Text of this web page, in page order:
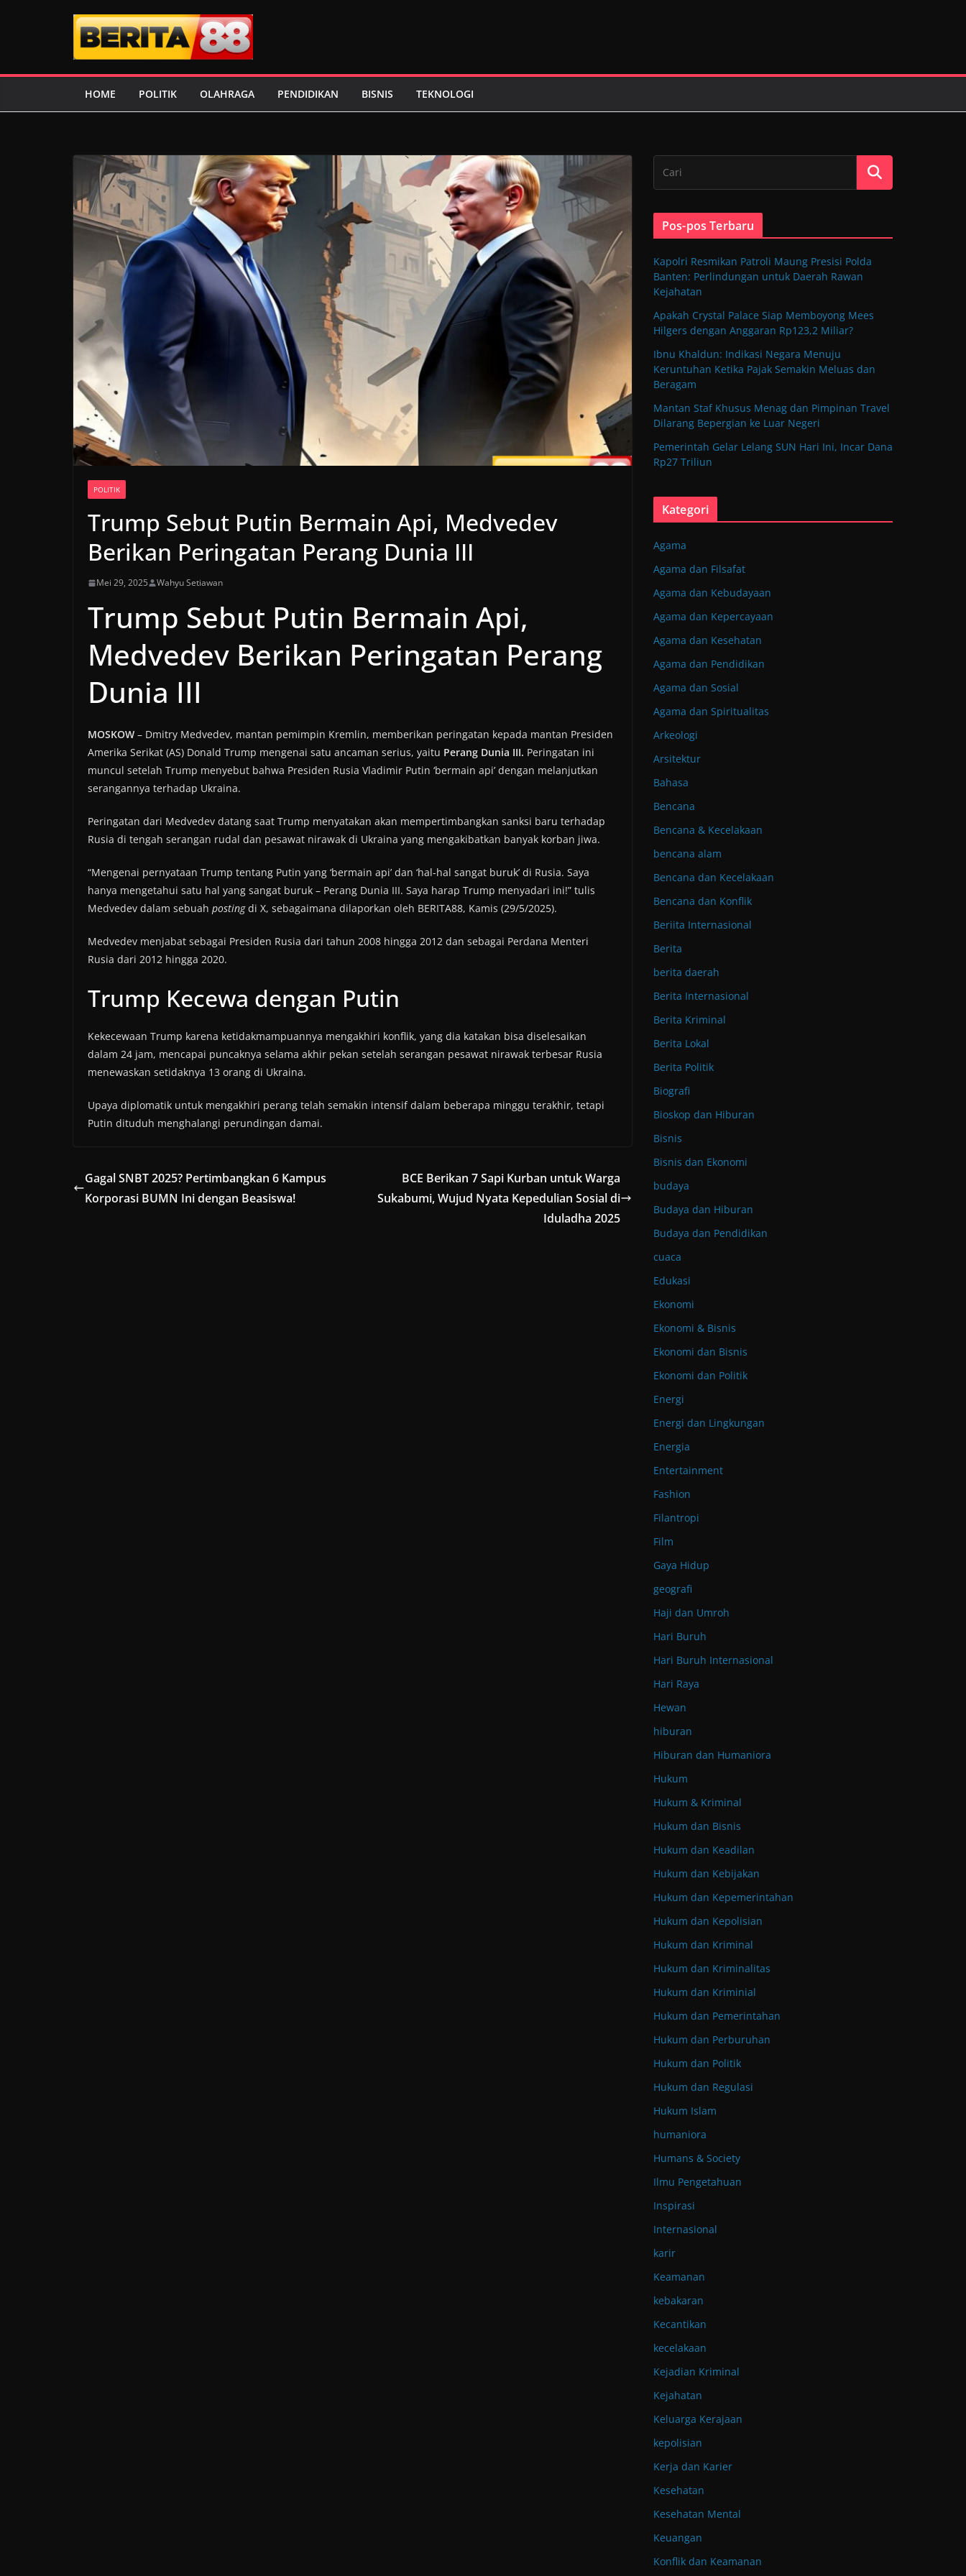
HOME POLITIK OLAHRAGA PENDIDIKAN BISNIS TEKNOLOGI
POLITIK
Trump Sebut Putin Bermain Api, Medvedev
Berikan Peringatan Perang Dunia III
Mei 29, 2025 Wahyu Setiawan
Trump Sebut Putin Bermain Api,
Medvedev Berikan Peringatan Perang
Dunia III
MOSKOW – Dmitry Medvedev, mantan pemimpin Kremlin, memberikan peringatan kepada mantan Presiden
Amerika Serikat (AS) Donald Trump mengenai satu ancaman serius, yaitu Perang Dunia III. Peringatan ini
muncul setelah Trump menyebut bahwa Presiden Rusia Vladimir Putin ‘bermain api’ dengan melanjutkan
serangannya terhadap Ukraina.
Peringatan dari Medvedev datang saat Trump menyatakan akan mempertimbangkan sanksi baru terhadap
Rusia di tengah serangan rudal dan pesawat nirawak di Ukraina yang mengakibatkan banyak korban jiwa.
“Mengenai pernyataan Trump tentang Putin yang ‘bermain api’ dan ‘hal-hal sangat buruk’ di Rusia. Saya
hanya mengetahui satu hal yang sangat buruk – Perang Dunia III. Saya harap Trump menyadari ini!” tulis
Medvedev dalam sebuah postingdi X, sebagaimana dilaporkan oleh BERITA88, Kamis (29/5/2025).
Medvedev menjabat sebagai Presiden Rusia dari tahun 2008 hingga 2012 dan sebagai Perdana Menteri
Rusia dari 2012 hingga 2020.
Trump Kecewa dengan Putin
Kekecewaan Trump karena ketidakmampuannya mengakhiri konflik, yang dia katakan bisa diselesaikan
dalam 24 jam, mencapai puncaknya selama akhir pekan setelah serangan pesawat nirawak terbesar Rusia
menewaskan setidaknya 13 orang di Ukraina.
Upaya diplomatik untuk mengakhiri perang telah semakin intensif dalam beberapa minggu terakhir, tetapi
Putin dituduh menghalangi perundingan damai.
Gagal SNBT 2025? Pertimbangkan 6 Kampus
Korporasi BUMN Ini dengan Beasiswa!
BCE Berikan 7 Sapi Kurban untuk Warga
Sukabumi, Wujud Nyata Kepedulian Sosial di
Iduladha 2025
Pos-pos Terbaru
Kapolri Resmikan Patroli Maung Presisi Polda
Banten: Perlindungan untuk Daerah Rawan
Kejahatan
Apakah Crystal Palace Siap Memboyong Mees
Hilgers dengan Anggaran Rp123,2 Miliar?
Ibnu Khaldun: Indikasi Negara Menuju
Keruntuhan Ketika Pajak Semakin Meluas dan
Beragam
Mantan Staf Khusus Menag dan Pimpinan Travel
Dilarang Bepergian ke Luar Negeri
Pemerintah Gelar Lelang SUN Hari Ini, Incar Dana
Rp27 Triliun
Kategori
Agama
Agama dan Filsafat
Agama dan Kebudayaan
Agama dan Kepercayaan
Agama dan Kesehatan
Agama dan Pendidikan
Agama dan Sosial
Agama dan Spiritualitas
Arkeologi
Arsitektur
Bahasa
Bencana
Bencana & Kecelakaan
bencana alam
Bencana dan Kecelakaan
Bencana dan Konflik
Beriita Internasional
Berita
berita daerah
Berita Internasional
Berita Kriminal
Berita Lokal
Berita Politik
Biografi
Bioskop dan Hiburan
Bisnis
Bisnis dan Ekonomi
budaya
Budaya dan Hiburan
Budaya dan Pendidikan
cuaca
Edukasi
Ekonomi
Ekonomi & Bisnis
Ekonomi dan Bisnis
Ekonomi dan Politik
Energi
Energi dan Lingkungan
Energia
Entertainment
Fashion
Filantropi
Film
Gaya Hidup
geografi
Haji dan Umroh
Hari Buruh
Hari Buruh Internasional
Hari Raya
Hewan
hiburan
Hiburan dan Humaniora
Hukum
Hukum & Kriminal
Hukum dan Bisnis
Hukum dan Keadilan
Hukum dan Kebijakan
Hukum dan Kepemerintahan
Hukum dan Kepolisian
Hukum dan Kriminal
Hukum dan Kriminalitas
Hukum dan Kriminial
Hukum dan Pemerintahan
Hukum dan Perburuhan
Hukum dan Politik
Hukum dan Regulasi
Hukum Islam
humaniora
Humans & Society
Ilmu Pengetahuan
Inspirasi
Internasional
karir
Keamanan
kebakaran
Kecantikan
kecelakaan
Kejadian Kriminal
Kejahatan
Keluarga Kerajaan
kepolisian
Kerja dan Karier
Kesehatan
Kesehatan Mental
Keuangan
Konflik dan Keamanan